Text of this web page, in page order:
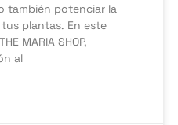
también potenciar la
plantas. En este
MARIA SHOP,
al